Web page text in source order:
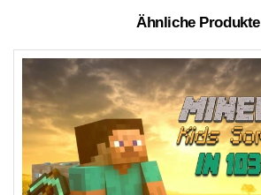
Ähnliche Produkte